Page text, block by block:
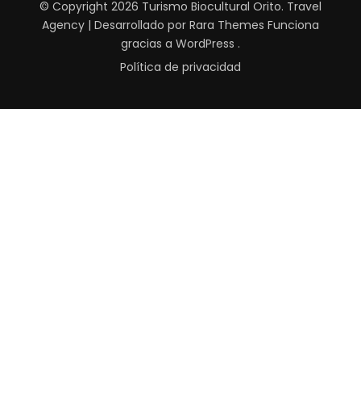
© Copyright 2026 Turismo Biocultural Orito. Travel
Agency | Desarrollado por Rara Themes Funciona
gracias a WordPress .
Política de privacidad